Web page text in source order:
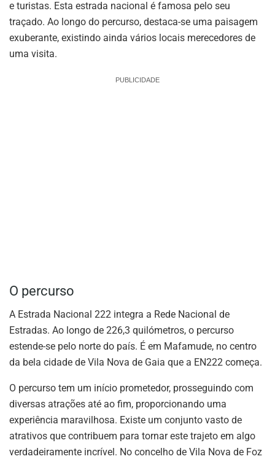
e turistas. Esta estrada nacional é famosa pelo seu
traçado. Ao longo do percurso, destaca-se uma paisagem
exuberante, existindo ainda vários locais merecedores de
uma visita.
PUBLICIDADE
O percurso
A Estrada Nacional 222 integra a Rede Nacional de
Estradas. Ao longo de 226,3 quilómetros, o percurso
estende-se pelo norte do país. É em Mafamude, no centro
da bela cidade de Vila Nova de Gaia que a EN222 começa.
O percurso tem um início prometedor, prosseguindo com
diversas atrações até ao fim, proporcionando uma
experiência maravilhosa. Existe um conjunto vasto de
atrativos que contribuem para tornar este trajeto em algo
verdadeiramente incrível. No concelho de Vila Nova de Foz